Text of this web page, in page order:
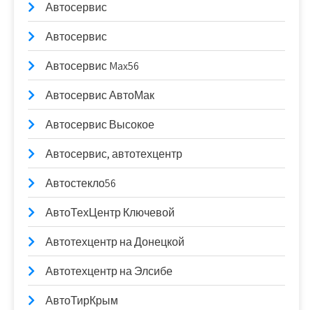
Автосервис
Автосервис
Автосервис Max56
Автосервис АвтоМак
Автосервис Высокое
Автосервис, автотехцентр
Автостекло56
АвтоТехЦентр Ключевой
Автотехцентр на Донецкой
Автотехцентр на Элсибе
АвтоТирКрым